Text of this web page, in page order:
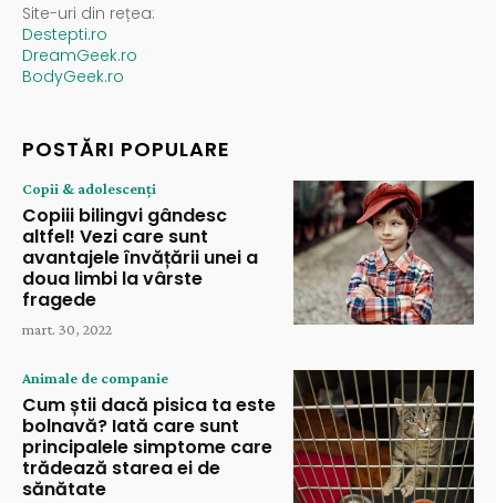
Site-uri din rețea:
Destepti.ro
DreamGeek.ro
BodyGeek.ro
POSTĂRI POPULARE
Copii & adolescenți
Copiii bilingvi gândesc
altfel! Vezi care sunt
avantajele învățării unei a
doua limbi la vârste
fragede
mart. 30, 2022
Animale de companie
Cum știi dacă pisica ta este
bolnavă? Iată care sunt
principalele simptome care
trădează starea ei de
sănătate